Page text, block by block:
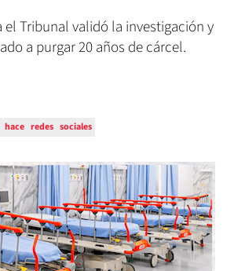
el Tribunal validó la investigación y
a purgar 20 años de cárcel.
hace redes sociales